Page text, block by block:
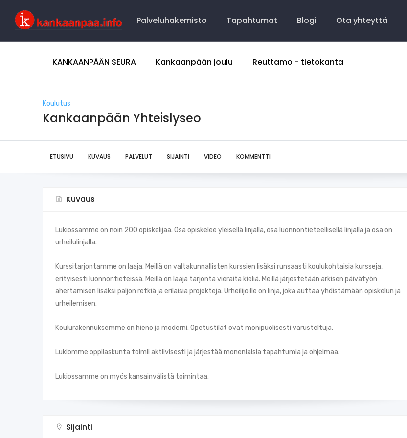
Navigation
Palveluhakemisto Tapahtumat Blogi Ota yhteyttä
Seura
KANKAANPÄÄN SEURA Kankaanpään joulu Reuttamo - tietokanta
Koulutus
Kankaanpään Yhteislyseo
ETUSIVU KUVAUS PALVELUT SIJAINTI VIDEO KOMMENTTI
Kuvaus
Lukiossamme on noin 200 opiskelijaa. Osa opiskelee yleisellä linjalla, osa luonnontieteellisellä linjalla ja osa on
urheilulinjalla.
Kurssitarjontamme on laaja. Meillä on valtakunnallisten kurssien lisäksi runsaasti koulukohtaisia kursseja,
erityisesti luonnontieteissä. Meillä on laaja tarjonta vieraita kieliä. Meillä järjestetään arkisen päivätyön
ahertamisen lisäksi paljon retkiä ja erilaisia projekteja. Urheilijoille on linja, joka auttaa yhdistämään opiskelun ja
urheilemisen.
Koulurakennuksemme on hieno ja moderni. Opetustilat ovat monipuolisesti varusteltuja.
Lukiomme oppilaskunta toimii aktiivisesti ja järjestää monenlaisia tapahtumia ja ohjelmaa.
Lukiossamme on myös kansainvälistä toimintaa.
Sijainti